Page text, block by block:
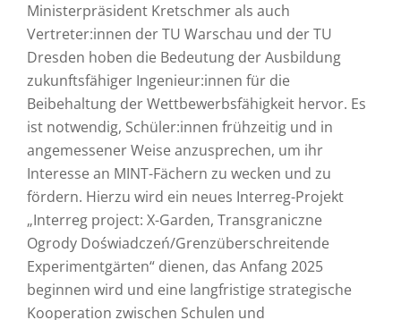
Ministerpräsident Kretschmer als auch
Vertreter:innen der TU Warschau und der TU
Dresden hoben die Bedeutung der Ausbildung
zukunftsfähiger Ingenieur:innen für die
Beibehaltung der Wettbewerbsfähigkeit hervor. Es
ist notwendig, Schüler:innen frühzeitig und in
angemessener Weise anzusprechen, um ihr
Interesse an MINT-Fächern zu wecken und zu
fördern. Hierzu wird ein neues Interreg-Projekt
„Interreg project: X-Garden, Transgraniczne
Ogrody Doświadczeń/Grenzüberschreitende
Experimentgärten“ dienen, das Anfang 2025
beginnen wird und eine langfristige strategische
Kooperation zwischen Schulen und